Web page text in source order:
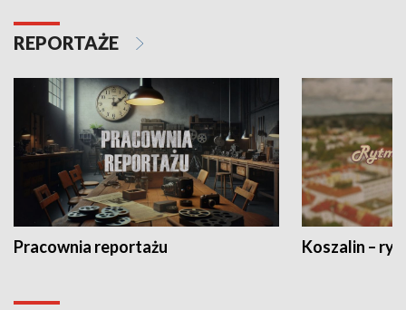
REPORTAŻE
Pracownia reportażu Koszalin –